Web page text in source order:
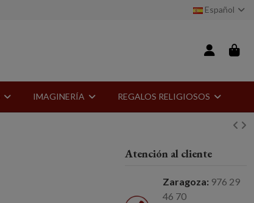
Español
IMAGINERÍA REGALOS RELIGIOSOS
Atención al cliente
Zaragoza: 976 29
46 70